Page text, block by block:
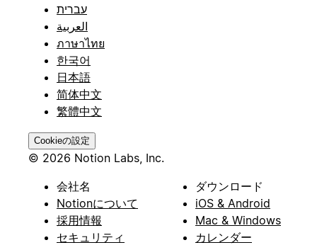
עברית
العربية
ภาษาไทย
한국어
日本語
简体中文
繁體中文
Cookieの設定
© 2026 Notion Labs, Inc.
会社名
Notionについて
採用情報
セキュリティ
ダウンロード
iOS & Android
Mac & Windows
カレンダー